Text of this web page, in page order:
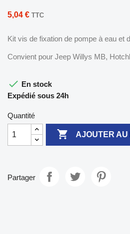
5,04 € TTC
Kit vis de fixation de pompe à eau et
Convient pour Jeep Willys MB,
 En stock
Expédié sous 24h
Quantité
 AJOUTER AU
Partager